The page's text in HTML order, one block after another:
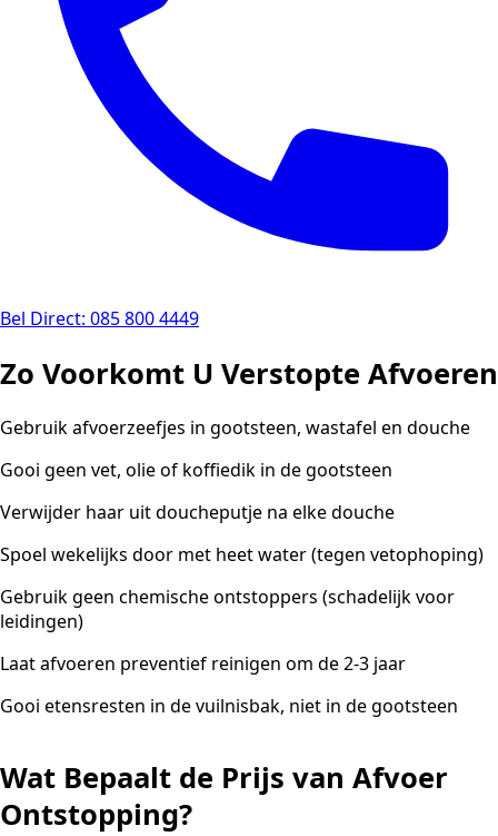
Bel Direct: 085 800 4449
Zo Voorkomt U Verstopte Afvoeren
Gebruik afvoerzeefjes in gootsteen, wastafel en douche
Gooi geen vet, olie of koffiedik in de gootsteen
Verwijder haar uit doucheputje na elke douche
Spoel wekelijks door met heet water (tegen vetophoping)
Gebruik geen chemische ontstoppers (schadelijk voor
leidingen)
Laat afvoeren preventief reinigen om de 2-3 jaar
Gooi etensresten in de vuilnisbak, niet in de gootsteen
Wat Bepaalt de Prijs van Afvoer
Ontstopping?